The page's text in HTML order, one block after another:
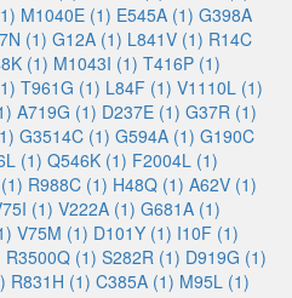
M1040E (1) E545A (1) G398A
(1) G12A (1) L841V (1) R14C
(1) M1043I (1) T416P (1)
T961G (1) L84F (1) V1110L (1)
A719G (1) D237E (1) G37R (1)
G3514C (1) G594A (1) G190C
(1) Q546K (1) F2004L (1)
R988C (1) H48Q (1) A62V (1)
(1) V222A (1) G681A (1)
V75M (1) D101Y (1) I10F (1)
R3500Q (1) S282R (1) D919G (1)
R831H (1) C385A (1) M95L (1)